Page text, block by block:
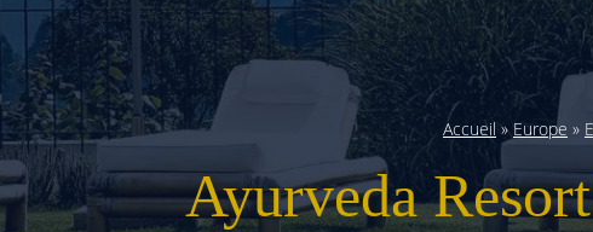
Accueil » Europe »
Ayurveda